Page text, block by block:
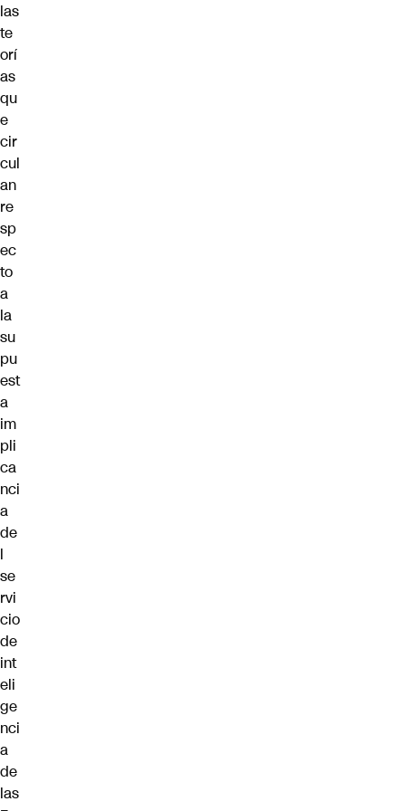
las
te
orí
as
qu
e
cir
cul
an
re
sp
ec
to
a
la
su
pu
est
a
im
pli
ca
nci
a
de
l
se
rvi
cio
de
int
eli
ge
nci
a
de
las